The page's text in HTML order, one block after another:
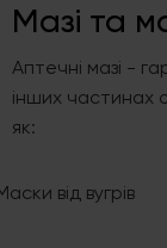
Мазі та
Аптечні мазі -
інших частинах
як: